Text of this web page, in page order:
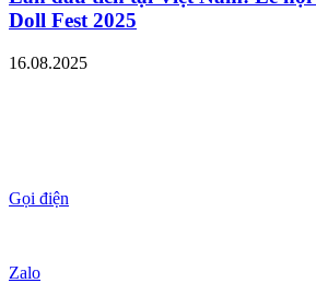
Doll Fest 2025
16.08.2025
Gọi điện
Zalo